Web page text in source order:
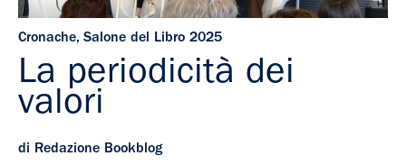
Cronache, Salone del Libro 2025
La periodicità dei
valori
di Redazione Bookblog